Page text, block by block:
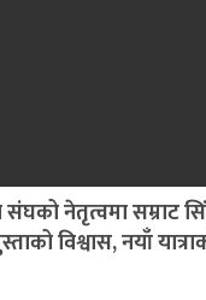
संघको नेतृत्वमा सम्राट
विश्वास, नयाँ